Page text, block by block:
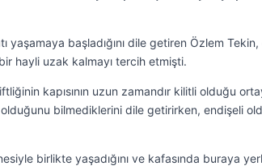
başladığını dile getiren Özlem
hayli uzak kalmayı tercih etmişti.
kapısının uzun zamandır kilitli olduğu
olduğunu bilmediklerini dile getirirken, endişeli
birlikte yaşadığını ve kafasında buraya